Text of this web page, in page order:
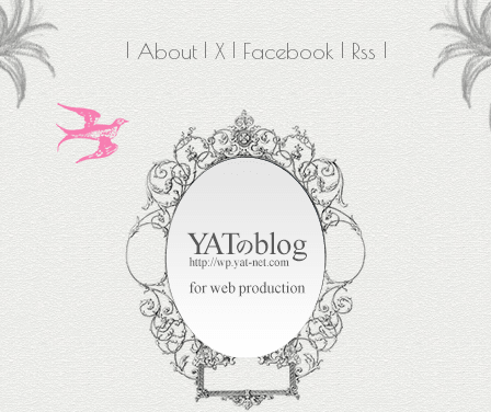
About X Facebook Rss